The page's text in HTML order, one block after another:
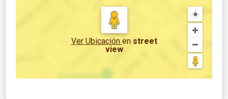
Ver Ubicación en street
view